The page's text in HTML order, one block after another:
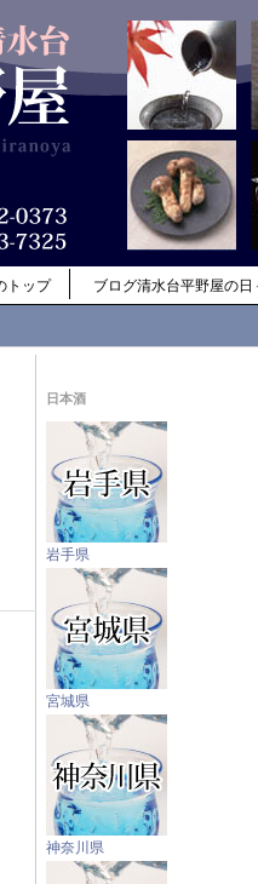
トップ ブログ清水台平野屋の日
日本酒
岩手県
宮城県
神奈川県